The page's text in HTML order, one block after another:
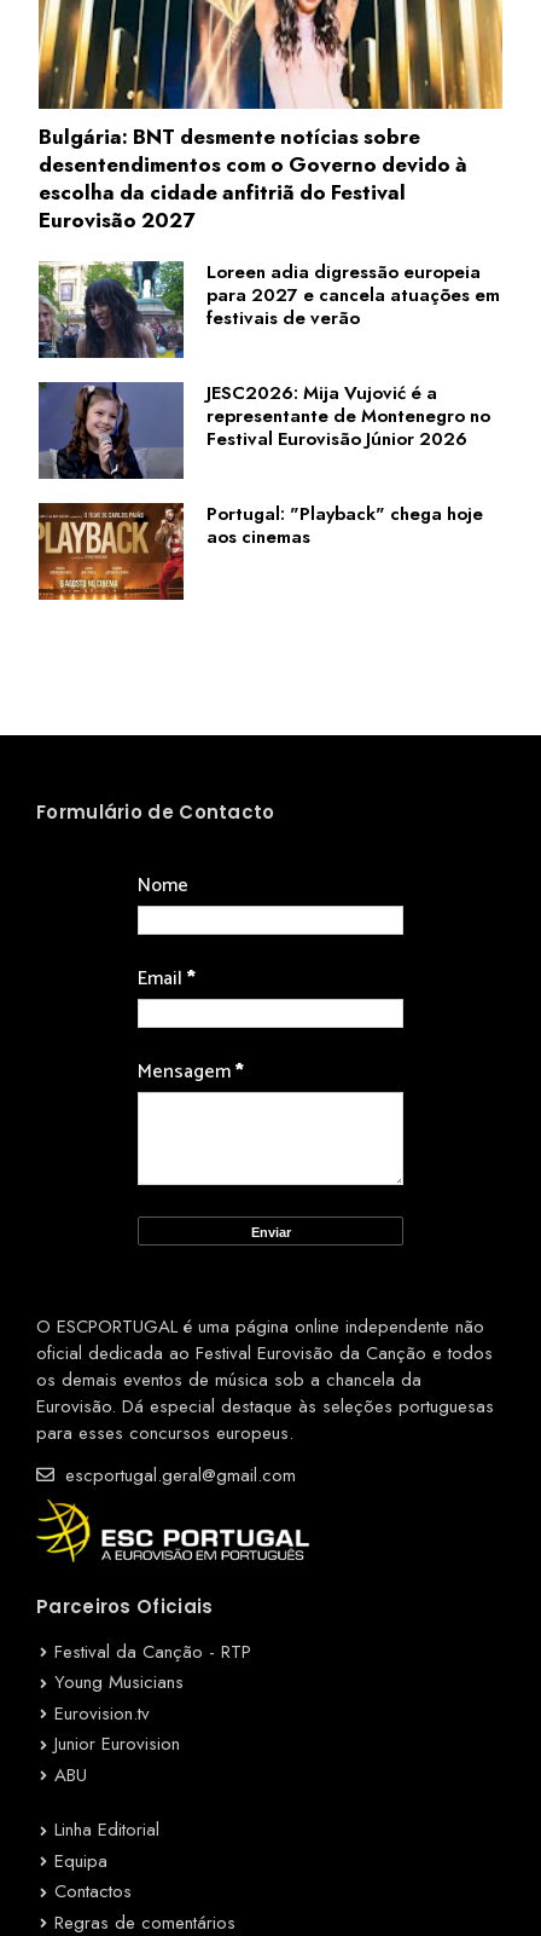
Bulgária: BNT desmente notícias sobre
desentendimentos com o Governo devido à
escolha da cidade anfitriã do Festival
Eurovisão 2027
Loreen adia digressão europeia
para 2027 e cancela atuações em
festivais de verão
JESC2026: Mija Vujović é a
representante de Montenegro no
Festival Eurovisão Júnior 2026
Portugal: "Playback" chega hoje
aos cinemas
Formulário de Contacto
Nome
Email*
Mensagem*
O ESCPORTUGAL é uma página online independente não
oficial dedicada ao Festival Eurovisão da Canção e todos
os demais eventos de música sob a chancela da
Eurovisão. Dá especial destaque às seleções portuguesas
para esses concursos europeus.
escportugal.geral@gmail.com
Parceiros Oficiais
Festival da Canção - RTP
Young Musicians
Eurovision.tv
Junior Eurovision
ABU
Linha Editorial
Equipa
Contactos
Regras de comentários